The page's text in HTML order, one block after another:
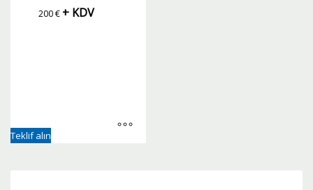
200€ + KDV
Teklif alın